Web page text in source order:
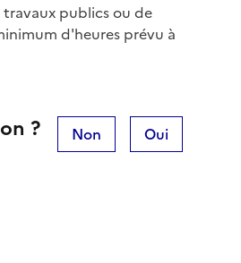
travaux publics ou de
d'heures prévu à
? Non Oui